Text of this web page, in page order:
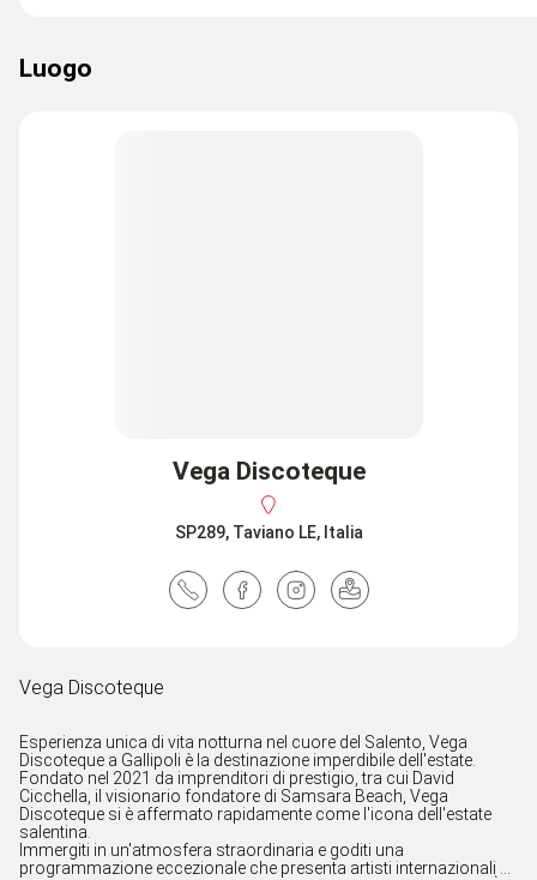
Luogo
Vega Discoteque
Esperienza unica di vita notturna nel cuore del Salento, Vega
Discoteque a Gallipoli è la destinazione imperdibile dell'estate.
Fondato nel 2021 da imprenditori di prestigio, tra cui David
Cicchella, il visionario fondatore di Samsara Beach, Vega
Discoteque si è affermato rapidamente come l'icona dell'estate
salentina.
Immergiti in un'atmosfera straordinaria e goditi una
programmazione eccezionale che presenta artisti internazionali di
Vega Discoteque
SP289, Taviano LE, Italia